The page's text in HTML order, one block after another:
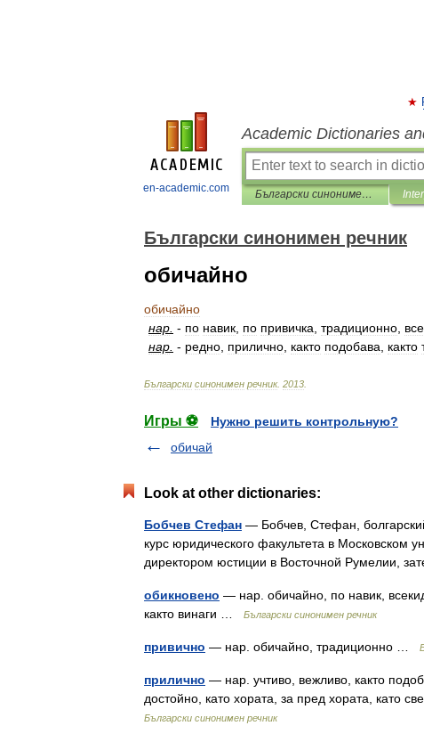
en-academic.com
Academic Dictionaries
Български синонимен речник
Български синонимен речник
обичайно
обичайно
нар - по навик по привичка традиционно
нар - редно прилично както подобава както
Български синонимен речник. 2013
Игры ⚽
Нужно решить контрольную?
обичай
Look at other dictionaries:
Бобчев Стефан — Бобчев, Стефан,
курс юридического факультета в Московском
директором юстиции в Восточной Румелии,
обикновено — нар. обичайно, по навик,
както винаги …
Български синонимен речник
привично — нар. обичайно, традиционно …
прилично — нар. учтиво, вежливо, както
достойно, като хората, за пред хората, като
Български синонимен речник